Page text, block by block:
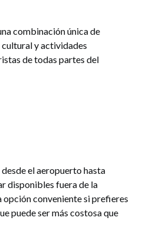
combinación única de
y actividades
de todas partes del
el aeropuerto hasta
disponibles fuera de la
opción conveniente si prefieres
puede ser más costosa que